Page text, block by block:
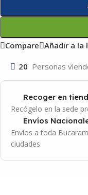
Compare Añadir a la
20 Personas
Recoger en
Recógelo en la sede
Envíos
Envíos a toda
ciudades